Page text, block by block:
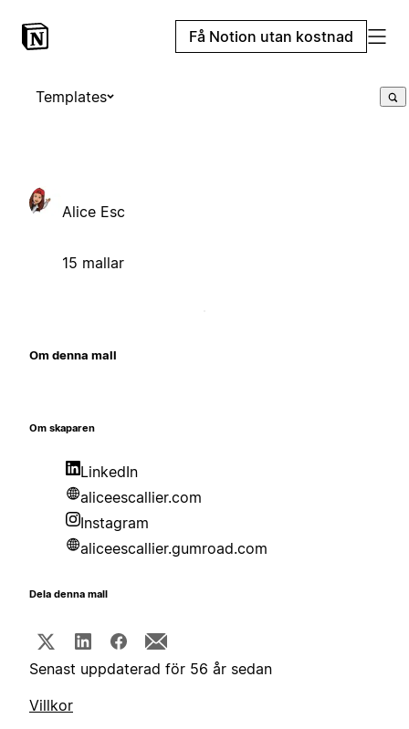
Få Notion utan kostnad
Templates
Alice Esc
15 mallar
Om denna mall
Om skaparen
LinkedIn
aliceescallier.com
Instagram
aliceescallier.gumroad.com
Dela denna mall
Senast uppdaterad för 56 år sedan
Villkor